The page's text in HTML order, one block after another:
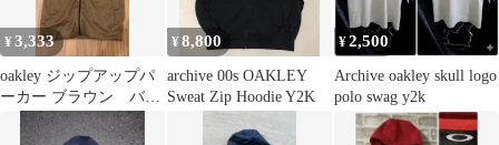
¥3,333
oakley ジップアップパ
ーカー ブラウン バラ
クラバ風
¥8,800
archive 00s OAKLEY
Sweat Zip Hoodie Y2K
¥2,500
Archive oakley skull logo
polo swag y2k